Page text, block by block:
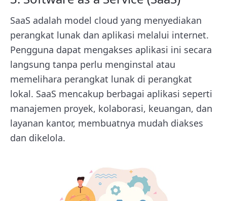
SaaS adalah model cloud yang menyediakan
perangkat lunak dan aplikasi melalui internet.
Pengguna dapat mengakses aplikasi ini secara
langsung tanpa perlu menginstal atau
memelihara perangkat lunak di perangkat
lokal. SaaS mencakup berbagai aplikasi seperti
manajemen proyek, kolaborasi, keuangan, dan
layanan kantor, membuatnya mudah diakses
dan dikelola.